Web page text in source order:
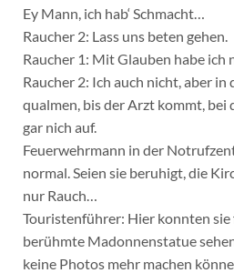
Ey Mann, ich hab‘ Schmacht…
Raucher 2: Lass uns beten gehen.
Raucher 1: Mit Glauben habe ich
Raucher 2: Ich auch nicht, aber
qualmen, bis der Arzt kommt, bei
gar nich auf.
Feuerwehrmann in der
normal. Seien sie beruhigt, die
nur Rauch…
Touristenführer: Hier konnten
berühmte Madonnenstatue
keine Photos mehr machen